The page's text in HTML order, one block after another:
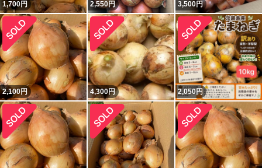
1,700円 2,550円 3,500円
2,100円 4,300円 2,050円